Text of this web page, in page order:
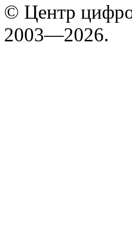
© Центр
2003—2026.